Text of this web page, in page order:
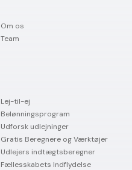
Om os
Team
Lej-til-ej
Belønningsprogram
Udforsk udlejninger
Gratis Beregnere og Værktøjer
Udlejers indtægtsberegner
Fællesskabets Indflydelse